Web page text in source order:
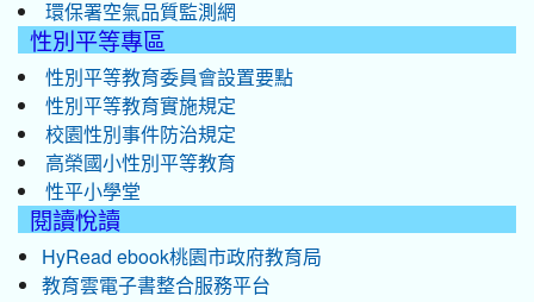
環保署空氣品質監測網
性別平等專區
性別平等教育委員會設置要點
性別平等教育實施規定
校園性別事件防治規定
高榮國小性別平等教育
性平小學堂
閱讀悅讀
HyRead ebook桃園市政府教育局
教育雲電子書整合服務平台